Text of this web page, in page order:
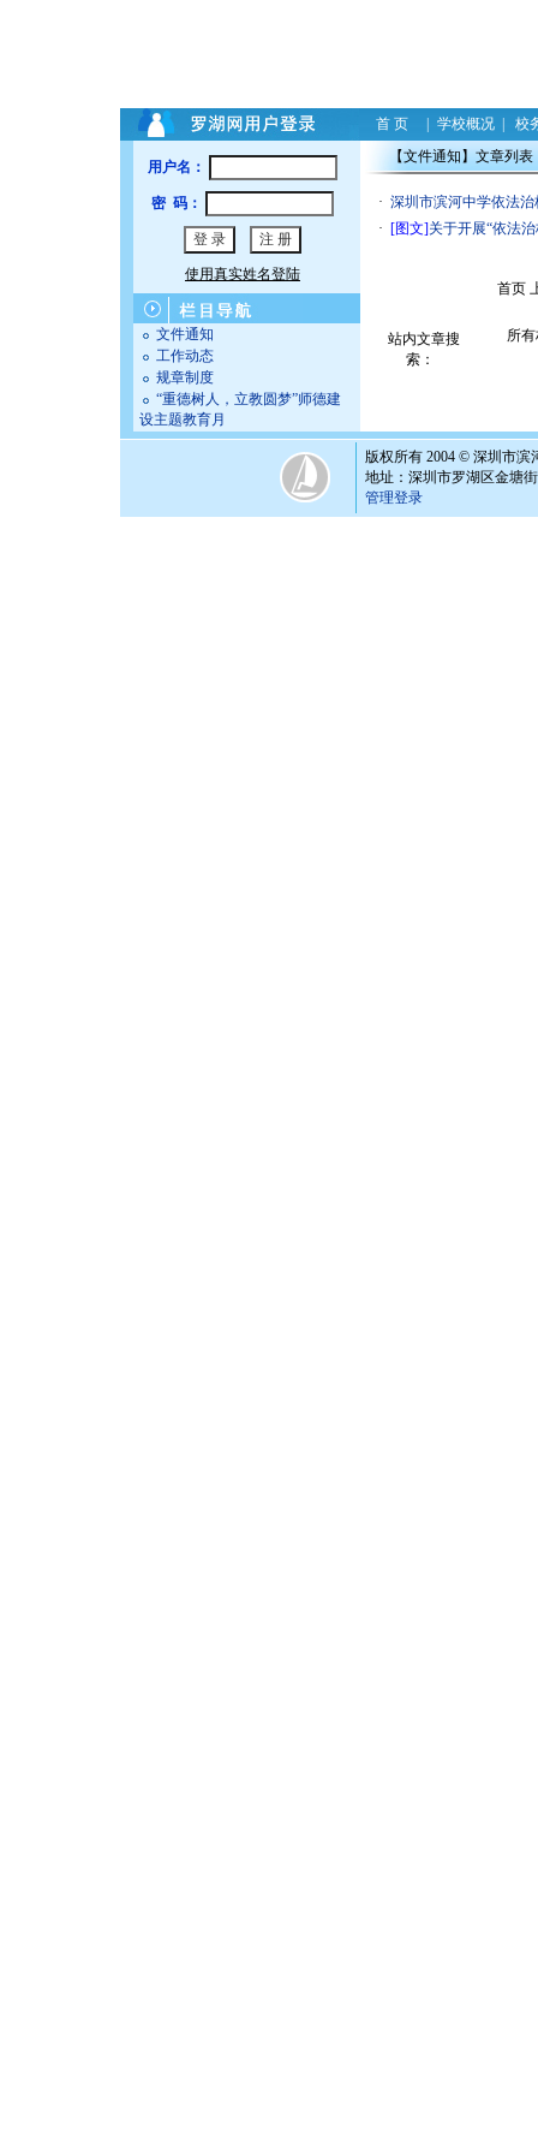
首 页 学校概况 校
用户名：
密 码：
使用真实姓名登陆
文件通知
工作动态
规章制度
“重德树人，立教圆梦”师德建
设主题教育月
【文件通知】文章列表
· 深圳市滨河中学依法
· [图文]关于开展“依法
首页
站内文章搜
索：
版权所有 2004 © 深圳市滨
地址：深圳市罗湖区金塘街
管理登录